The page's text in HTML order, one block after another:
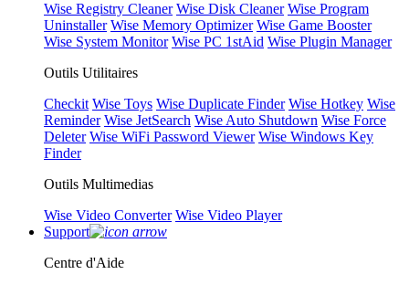
Wise Registry Cleaner Wise Disk Cleaner Wise Program
Uninstaller Wise Memory Optimizer Wise Game Booster
Wise System Monitor Wise PC 1stAid Wise Plugin Manager
Outils Utilitaires
Checkit Wise Toys Wise Duplicate Finder Wise Hotkey Wise
Reminder Wise JetSearch Wise Auto Shutdown Wise Force
Deleter Wise WiFi Password Viewer Wise Windows Key
Finder
Outils Multimedias
Wise Video Converter Wise Video Player
Support
Centre d'Aide